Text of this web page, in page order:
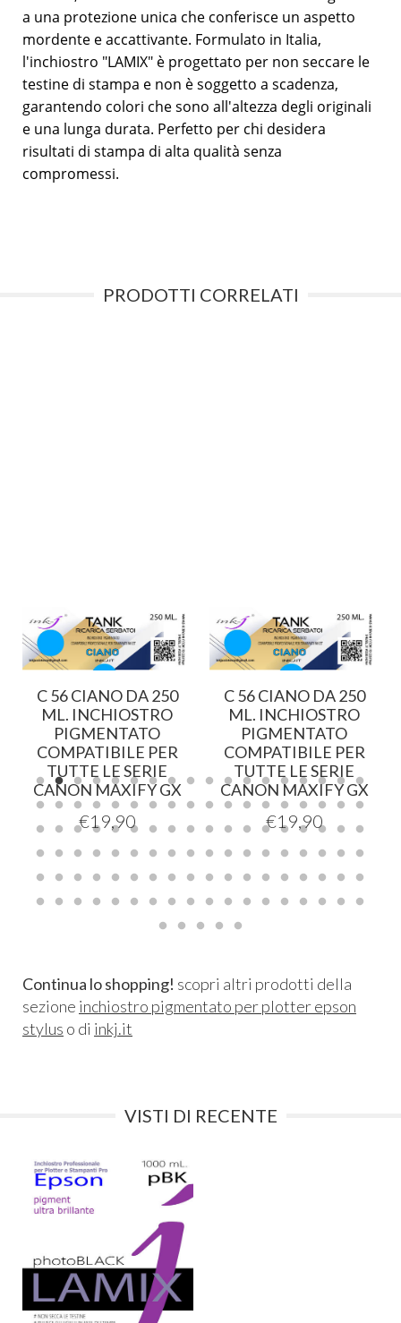
a una protezione unica che conferisce un aspetto
mordente e accattivante. Formulato in Italia,
l'inchiostro "LAMIX" è progettato per non seccare le
testine di stampa e non è soggetto a scadenza,
garantendo colori che sono all'altezza degli originali
e una lunga durata. Perfetto per chi desidera
risultati di stampa di alta qualità senza
compromessi.
PRODOTTI CORRELATI
C 56 CIANO DA 250
ML. INCHIOSTRO
PIGMENTATO
COMPATIBILE PER
TUTTE LE SERIE
CANON MAXIFY GX
€19,90
C 56 CIANO DA 250
ML. INCHIOSTRO
PIGMENTATO
COMPATIBILE PER
TUTTE LE SERIE
CANON MAXIFY GX
€19,90
Continua lo shopping! scopri altri prodotti della
sezione inchiostro pigmentato per plotter epson
stylus o di inkj.it
VISTI DI RECENTE